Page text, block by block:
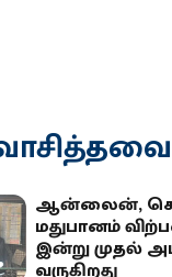
ஆன்லைன்,
மதுபானம்
இன்று முதல்
வருகிறது